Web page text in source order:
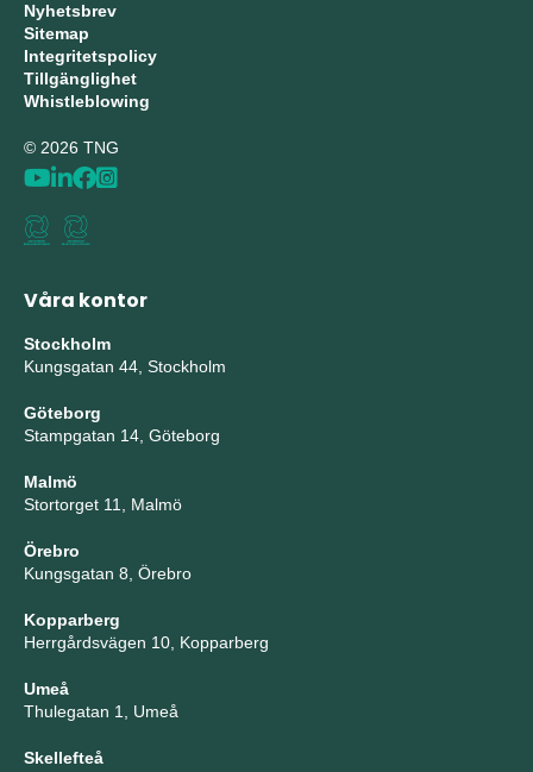
Nyhetsbrev
Sitemap
Integritetspolicy
Tillgänglighet
Whistleblowing
© 2026 TNG
Våra kontor
Stockholm
Kungsgatan 44, Stockholm
Göteborg
Stampgatan 14, Göteborg
Malmö
Stortorget 11, Malmö
Örebro
Kungsgatan 8, Örebro
Kopparberg
Herrgårdsvägen 10, Kopparberg
Umeå
Thulegatan 1, Umeå
Skellefteå